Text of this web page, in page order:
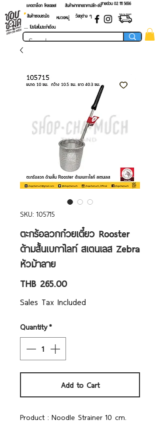
แคตตาล็อก โหลดเลย! สายด่วน 02 ​111 5656
สินค้าฝากขายราคาปลีก-ส่ง
สินค้าชอบชะมัด
หมวดหมู่
วัสดุต่าง ๆ
.... โปรโมชั่นประจำเดือน
SKU: 105715
ตะกร้อลวกก๋วยเตี๋ยว Rooster
ด้ามสั้นเบกาไลท์ สเตนเลส Zebra
หัวม้าลาย
THB 265.00Price
Sales Tax Included
Quantity*
Add to Cart
Product : Noodle Strainer 10 cm.